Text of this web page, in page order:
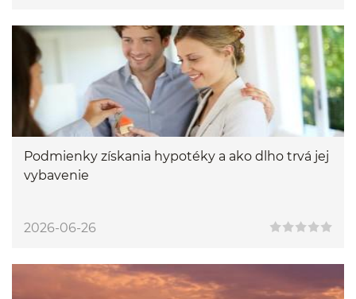
Podmienky získania hypotéky a ako dlho trvá jej
vybavenie
2026-06-26